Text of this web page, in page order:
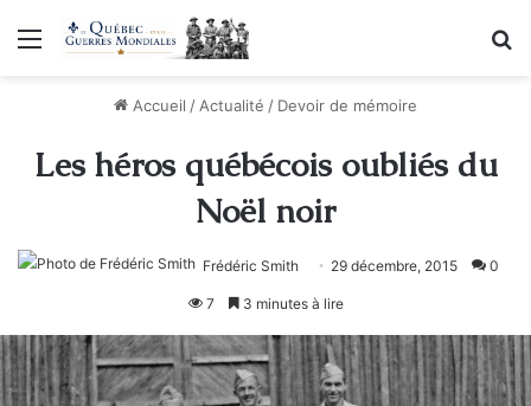
Menu
Accueil / Actualité / Devoir de mémoire
Les héros québécois oubliés du
Noël noir
Frédéric Smith 29 décembre, 2015 0
7 3 minutes à lire